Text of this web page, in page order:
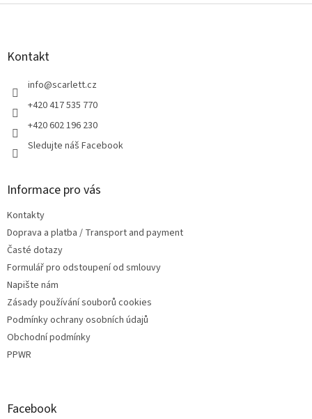
Z
Kontakt
info@scarlett.cz
+420 417 535 770
+420 602 196 230
Sledujte náš Facebook
Informace pro vás
Kontakty
Doprava a platba / Transport and payment
Časté dotazy
Formulář pro odstoupení od smlouvy
Napište nám
Zásady používání souborů cookies
Podmínky ochrany osobních údajů
Obchodní podmínky
PPWR
Facebook